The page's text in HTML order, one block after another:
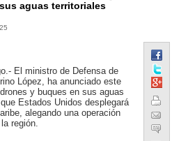
aguas territoriales
El ministro de Defensa de
López, ha anunciado este
y buques en sus aguas
Estados Unidos desplegará
alegando una operación
región.